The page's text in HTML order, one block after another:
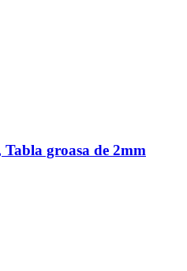
groasa de 2mm